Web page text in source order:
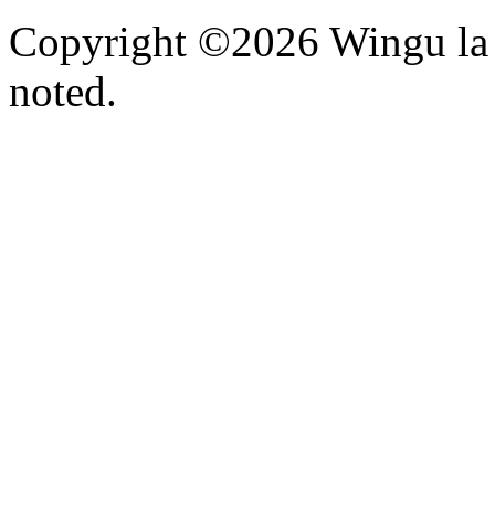
Copyright ©2026 Wingu la
noted.